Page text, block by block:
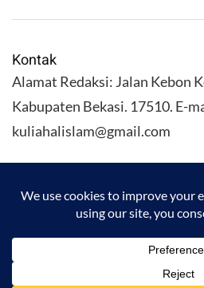
Kontak
Alamat Redaksi: Jalan Kebon
Kabupaten Bekasi. 17510. E-
kuliahalislam@gmail.com
KULIAHALISLAM.COM